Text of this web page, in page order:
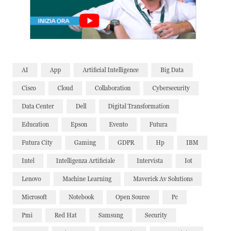
AI App Artificial Intelligence Big Data
Cisco Cloud Collaboration Cybersecurity
Data Center Dell Digital Transformation
Education Epson Evento Futura
Futura City Gaming GDPR Hp IBM
Intel Intelligenza Artificiale Intervista Iot
Lenovo Machine Learning Maverick Av Solutions
Microsoft Notebook Open Source Pc
Pmi Red Hat Samsung Security